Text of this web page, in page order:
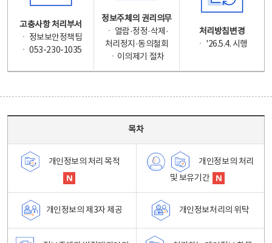
고충사항 처리부서
ㆍ 정보보안정책팀
ㆍ 053-230-1035
정보주체의 권리의무
ㆍ 열람·정정·삭제·
처리정지·동의철회
ㆍ이의제기 절차
처리방침변경
ㆍ '26.5.4. 시행
목차
개인정보의 처리 목적
개인정보의 처리
및 보유기간
개인정보의 제3자 제공 개인정보처리의 위탁